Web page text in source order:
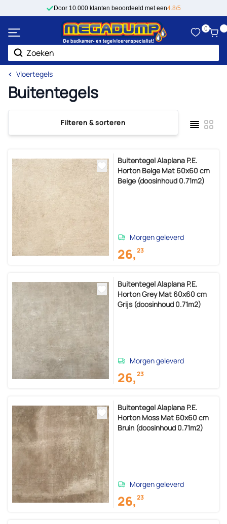
Ga naar de inhoudDoor 10.000 klanten beoordeeld met een4.8/5
Zoek
0
Vloertegels
Buitentegels
Filteren & sorteren
Tonen als
Lijst Foto-
Buitentegel Alaplana P.E.
Horton Beige Mat 60x60 cm
Beige (doosinhoud 0.71m2)
Morgen geleverd
26,23
Buitentegel Alaplana P.E.
Horton Grey Mat 60x60 cm
Grijs (doosinhoud 0.71m2)
Morgen geleverd
26,23
Buitentegel Alaplana P.E.
Horton Moss Mat 60x60 cm
Bruin (doosinhoud 0.71m2)
Morgen geleverd
26,23